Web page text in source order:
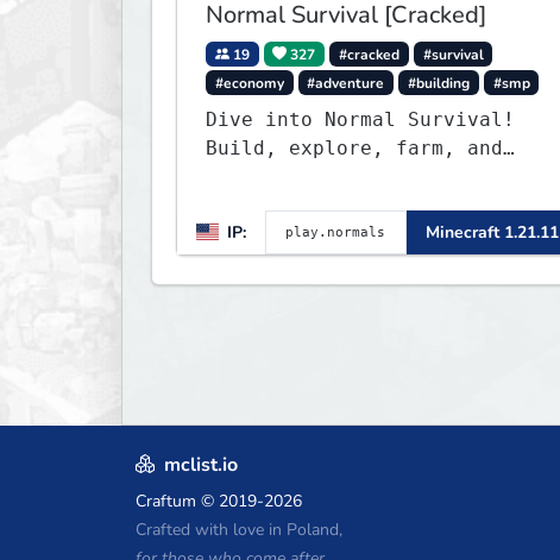
Normal Survival [Cracked]
19 327 #cracked
#survival
#economy
#adventure #building #smp
Dive into Normal Survival!
Build, explore, farm, and
updates, new features, and
endless adventures!
IP: Minecraft 1.21.11
mclist.io
Craftum © 2019-2026
Crafted with love in Poland,